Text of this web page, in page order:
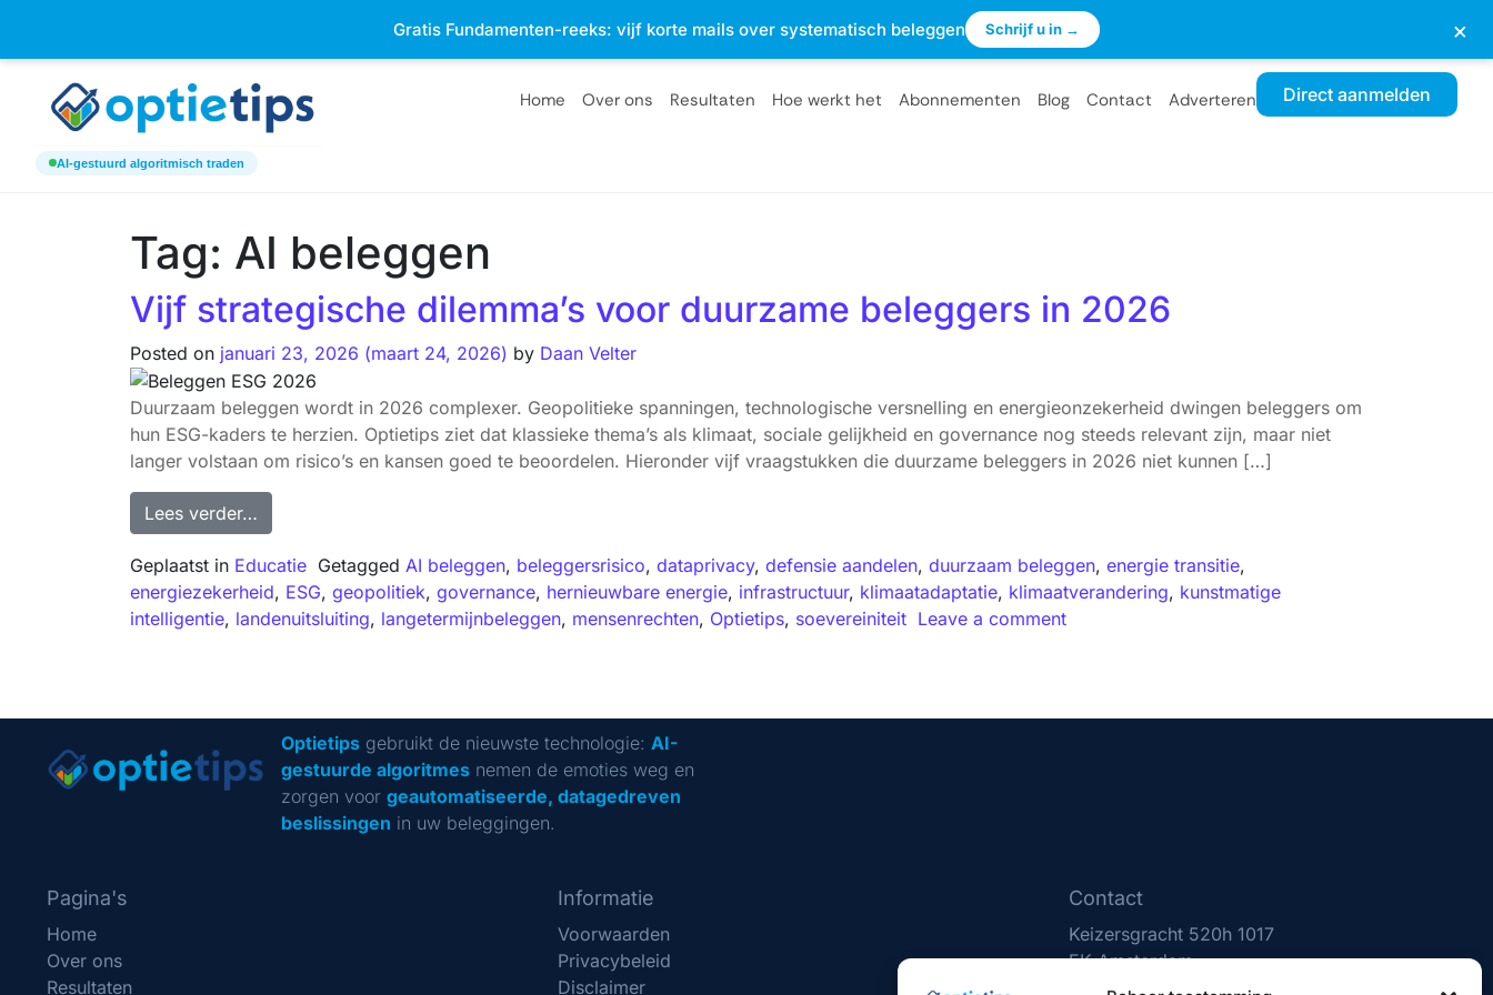
Keizersgracht 520h 1017 EK Amsterdam info@optietips.nl 020 - 2310610
AI-gestuurd algoritmisch traden
Direct aanmelden
Home Over ons Resultaten Hoe werkt het Abonnementen Blog Contact Adverteren
Tag: AI beleggen
Vijf strategische dilemma’s voor duurzame beleggers in 2026
Posted on januari 23, 2026 (maart 24, 2026) by Daan Velter
Duurzaam beleggen wordt in 2026 complexer. Geopolitieke spanningen, technologische versnelling en energieonzekerheid dwingen beleggers om
hun ESG-kaders te herzien. Optietips ziet dat klassieke thema’s als klimaat, sociale gelijkheid en governance nog steeds relevant zijn, maar niet
langer volstaan om risico’s en kansen goed te beoordelen. Hieronder vijf vraagstukken die duurzame beleggers in 2026 niet kunnen […]
Lees verder…
Geplaatst in Educatie Getagged AI beleggen, beleggersrisico, dataprivacy, defensie aandelen, duurzaam beleggen, energie transitie,
energiezekerheid, ESG, geopolitiek, governance, hernieuwbare energie, infrastructuur, klimaatadaptatie, klimaatverandering, kunstmatige
intelligentie, landenuitsluiting, langetermijnbeleggen, mensenrechten, Optietips, soevereiniteit Leave a comment
Optietips gebruikt de nieuwste technologie:AI-
gestuurde algoritmes nemen de emoties weg en
zorgen voorgeautomatiseerde, datagedreven
beslissingen in uw beleggingen.
Pagina's
Home
Over ons
Resultaten
Informatie
Voorwaarden
Privacybeleid
Disclaimer
Contact
Keizersgracht 520h 1017
EK Amsterdam
(020) 231 0610
Gratis Fundamenten-reeks: vijf korte mails over systematisch beleggen Schrijf u in → ×